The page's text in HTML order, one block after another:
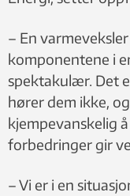
– En
komponentene i
spektakulær. Det
hører dem ikke,
kjempevanskelig
forbedringer gir
– Vi er i en